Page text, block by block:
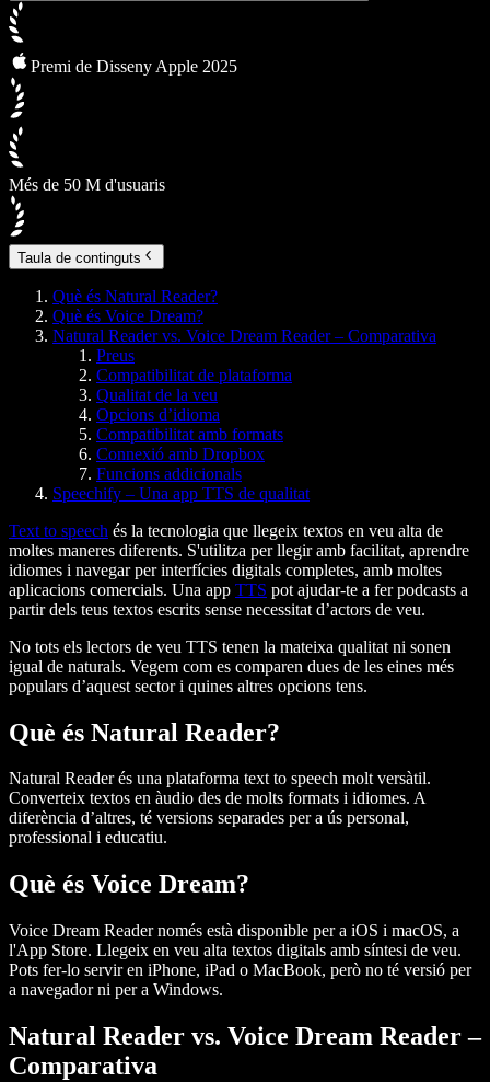
Premi de Disseny Apple 2025
Més de 50 M d'usuaris
Taula de continguts
Què és Natural Reader?
Què és Voice Dream?
Natural Reader vs. Voice Dream Reader – Comparativa
Preus
Compatibilitat de plataforma
Qualitat de la veu
Opcions d’idioma
Compatibilitat amb formats
Connexió amb Dropbox
Funcions addicionals
Speechify – Una app TTS de qualitat
Text to speech és la tecnologia que llegeix textos en veu alta de
moltes maneres diferents. S'utilitza per llegir amb facilitat, aprendre
idiomes i navegar per interfícies digitals completes, amb moltes
aplicacions comercials. Una app TTS pot ajudar-te a fer podcasts a
partir dels teus textos escrits sense necessitat d’actors de veu.
No tots els lectors de veu TTS tenen la mateixa qualitat ni sonen
igual de naturals. Vegem com es comparen dues de les eines més
populars d’aquest sector i quines altres opcions tens.
Què és Natural Reader?
Natural Reader és una plataforma text to speech molt versàtil.
Converteix textos en àudio des de molts formats i idiomes. A
diferència d’altres, té versions separades per a ús personal,
professional i educatiu.
Què és Voice Dream?
Voice Dream Reader només està disponible per a iOS i macOS, a
l'App Store. Llegeix en veu alta textos digitals amb síntesi de veu.
Pots fer-lo servir en iPhone, iPad o MacBook, però no té versió per
a navegador ni per a Windows.
Natural Reader vs. Voice Dream Reader –
Comparativa